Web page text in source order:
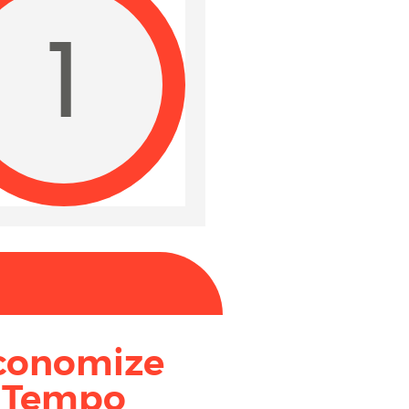
1
Tempo